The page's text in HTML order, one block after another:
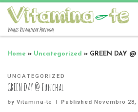
Vamos Vitaminar Portugal
Home » Uncategorized » GREEN DAY
UNCATEGORIZED
GREEN DAY @ Funchal
by Vitamina-te | PublishedNovembro 28,